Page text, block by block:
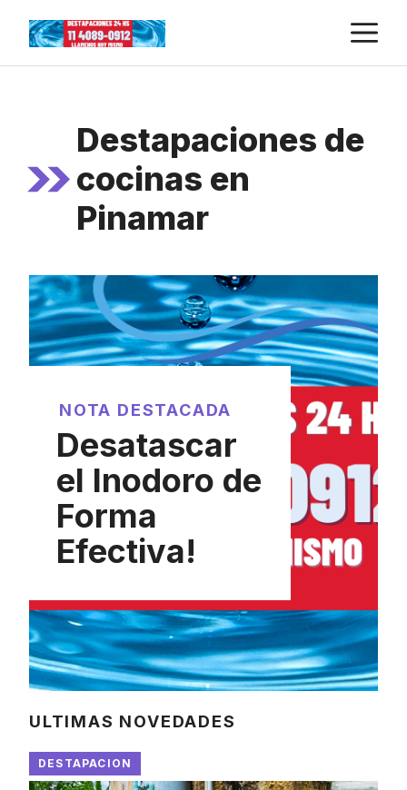
content
Destapaciones de
cocinas en
Pinamar
NOTA DESTACADA
Desatascar
el Inodoro de
Forma
Efectiva!
ULTIMAS NOVEDADES
DESTAPACION